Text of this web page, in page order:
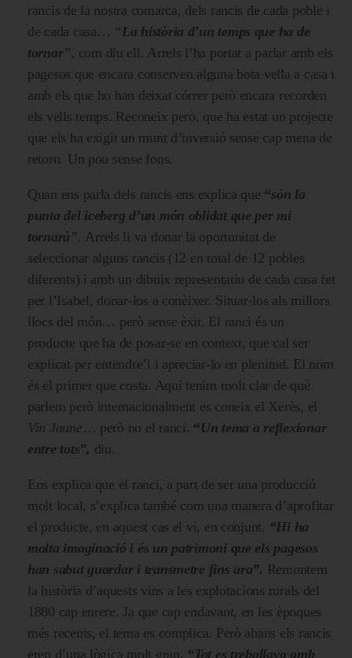
rancis de la nostra comarca, dels rancis de cada poble i
de cada casa… “ La història d’un temps que ha de
tornar”, com diu ell. Arrels l’ha portat a parlar amb els
pagesos que encara conserven alguna bota vella a casa i
amb els que ho han deixat córrer però encara recorden
els vells temps. Reconeix però, que ha estat un projecte
que els ha exigit un munt d’inversió sense cap mena de
retorn. Un pou sense fons.
Quan ens parla dels rancis ens explica que “són la
punta del iceberg d’un món oblidat que per mi
tornarà ”. Arrels li va donar la oportunitat de
seleccionar alguns rancis (12 en total de 12 pobles
diferents) i amb un dibuix representatiu de cada casa fet
per l’Isabel, donar-los a conèixer. Situar-los als millors
llocs del món… però sense èxit. El ranci és un
producte que ha de posar-se en context, que cal ser
explicat per entendre’l i apreciar-lo en plenitud. El nom
és el primer que costa. Aquí tenim molt clar de què
parlem però internacionalment es coneix el Xerès, el
Vin Jaune… però no el ranci. “Un tema a reflexionar
entre tots”, diu.
Ens explica que el ranci, a part de ser una producció
molt local, s’explica també com una manera d’aprofitar
el producte, en aquest cas el vi, en conjunt. “Hi ha
molta imaginació i és un patrimoni que els pagesos
han sabut guardar i transmetre fins ara”. Remuntem
la història d’aquests vins a les explotacions rurals del
1880 cap enrere. Ja que cap endavant, en les èpoques
més recents, el tema es complica. Però abans els rancis
eren d’una lògica molt gran. “Tot es treballava amb